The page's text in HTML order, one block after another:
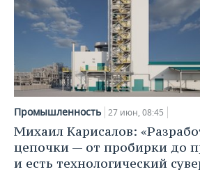
Промышленность 27 июн, 08:45
Михаил Карисалов:
цепочки — от пробирки до
и есть технологический